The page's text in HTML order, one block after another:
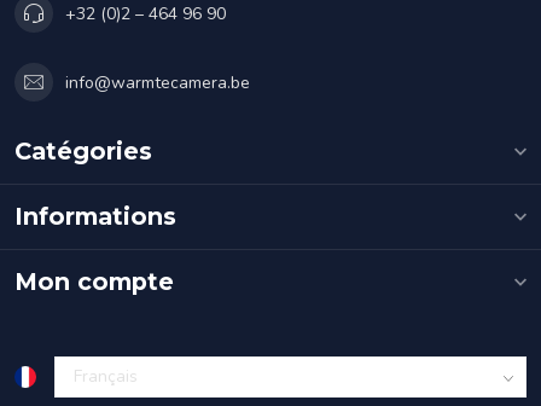
+32 (0)2 – 464 96 90
info@warmtecamera.be
Catégories
Informations
Mon compte